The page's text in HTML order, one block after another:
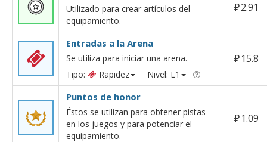
Utilizado para crear artículos del
equipamiento.
₽2.91
Entradas a la Arena
Se utiliza para iniciar una arena.
Tipo:
Rapidez Nivel: L1
₽ 15.8
Puntos de honor
Éstos se utilizan para obtener pistas
en los juegos y para potenciar el
equipamiento.
₽ 1.09